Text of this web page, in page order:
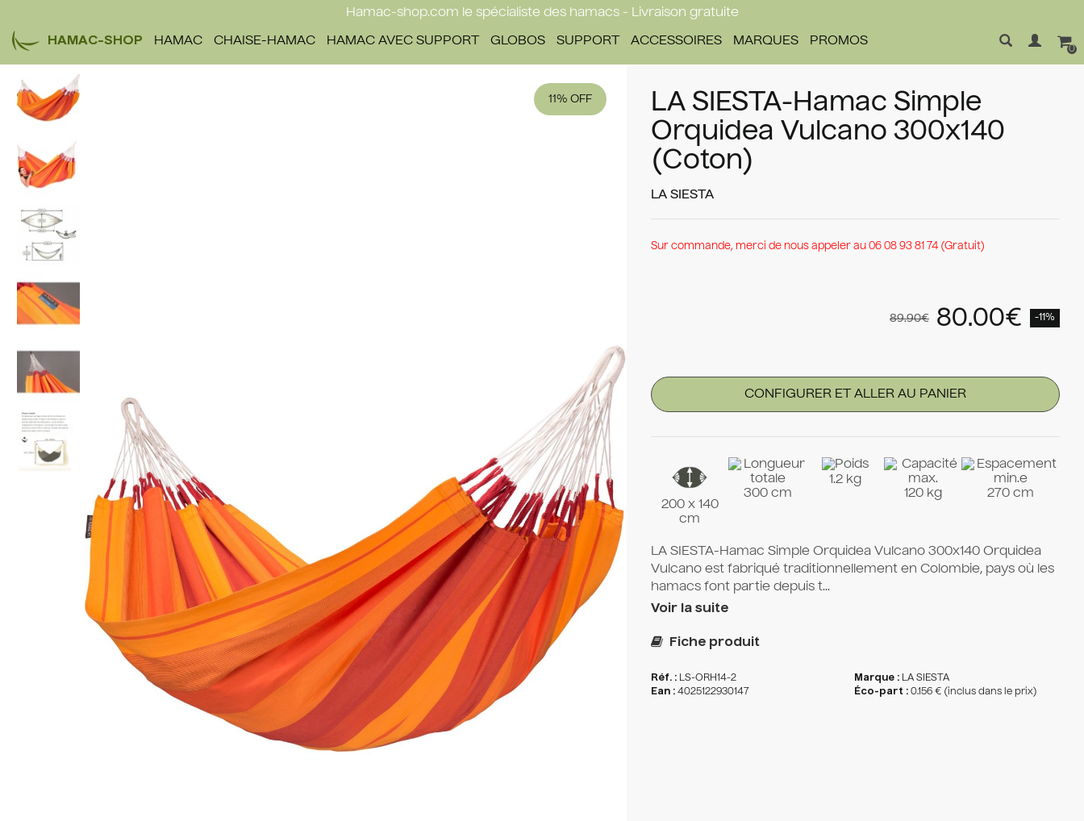
Hamac-shop.com le spécialiste des hamacs - Livraison gratuite
HAMAC-SHOP HAMAC CHAISE-HAMAC HAMAC AVEC SUPPORT GLOBOS SUPPORT ACCESSOIRES MARQUES PROMOS
0
11%
LA SIESTA-Hamac Simple
Orquidea Vulcano 300x140
(Coton)
LA SIESTA
Sur commande, merci de nous appeler au 06 08 93 81 74 (Gratuit)
89.90€ -11%
80.00€
CONFIGURER ET ALLER AU PANIER
200 x 140
cm
300 cm
1.2 kg
120 kg
270 cm
LA SIESTA-Hamac Simple Orquidea Vulcano 300x140 Orquidea
Vulcano est fabriqué traditionnellement en Colombie, pays où les
hamacs font partie depuis t...
Voir la suite
Fiche produit
Réf. : LS-ORH14-2
Ean : 4025122930147
Marque : LA SIESTA
Éco-part : 0.156 € (inclus dans le prix)